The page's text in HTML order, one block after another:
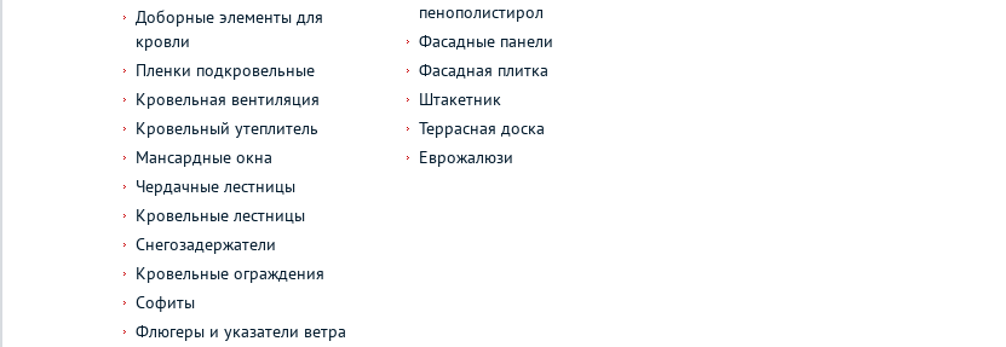
Доборные элементы для
кровли
Пленки подкровельные
Кровельная вентиляция
Кровельный утеплитель
Мансардные окна
Чердачные лестницы
Кровельные лестницы
Снегозадержатели
Кровельные ограждения
Софиты
Флюгеры и указатели ветра
пенополистирол
Фасадные панели
Фасадная плитка
Штакетник
Террасная доска
Еврожалюзи